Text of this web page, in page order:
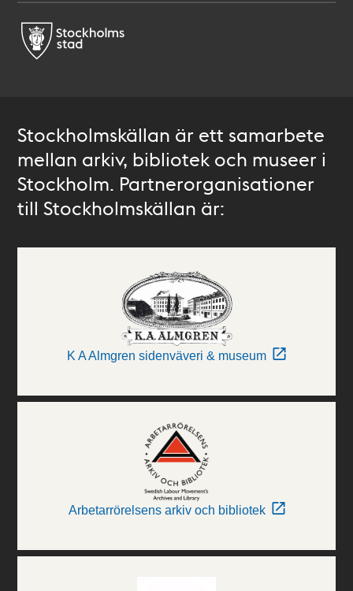
Stockholmskällan är ett samarbete
mellan arkiv, bibliotek och museer i
Stockholm. Partnerorganisationer
till Stockholmskällan är:
K A Almgren sidenväveri & museum
Arbetarrörelsens arkiv och bibliotek